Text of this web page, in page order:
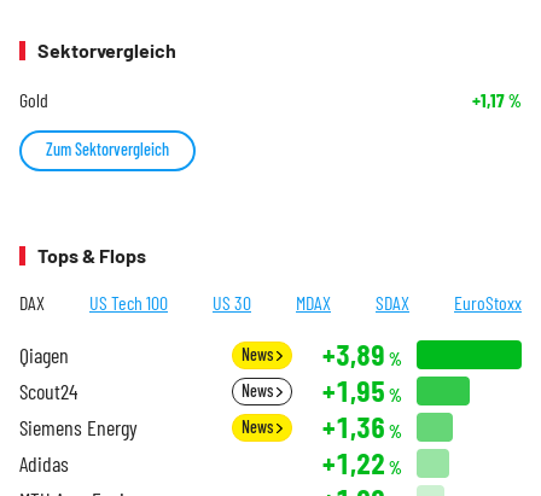
Sektorvergleich
Gold +1,17%
Zum Sektorvergleich
Tops & Flops
DAX US Tech 100 US 30 MDAX SDAX EuroStoxx
Qiagen News +3,89 %
Scout24 News +1,95 %
Siemens Energy News +1,36 %
Adidas +1,22 %